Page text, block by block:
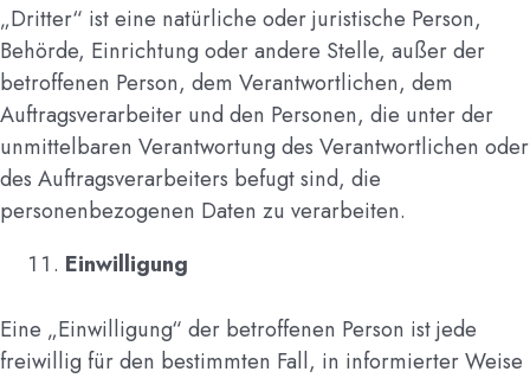
„Dritter“ ist eine natürliche oder juristische Person,
Behörde, Einrichtung oder andere Stelle, außer der
betroffenen Person, dem Verantwortlichen, dem
Auftragsverarbeiter und den Personen, die unter der
unmittelbaren Verantwortung des Verantwortlichen oder
des Auftragsverarbeiters befugt sind, die
personenbezogenen Daten zu verarbeiten.
Einwilligung
Eine „Einwilligung“ der betroffenen Person ist jede
freiwillig für den bestimmten Fall, in informierter Weise